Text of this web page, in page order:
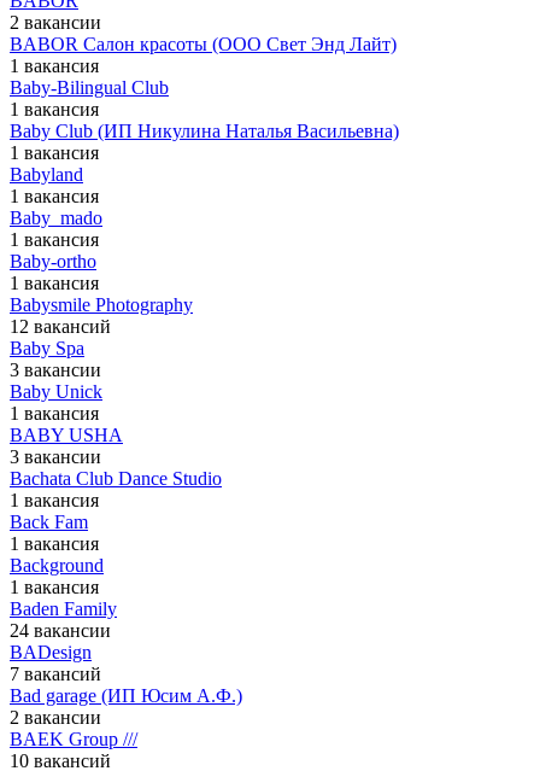
2 вакансии
BABOR Салон красоты (ООО Свет Энд Лайт)
1 вакансия
Baby-Bilingual Club
1 вакансия
Baby Club (ИП Никулина Наталья Васильевна)
1 вакансия
Babyland
1 вакансия
Baby_mado
1 вакансия
Baby-ortho
1 вакансия
Babysmile Photography
12 вакансий
Baby Spa
3 вакансии
Baby Unick
1 вакансия
BABY USHA
3 вакансии
Bachata Club Dance Studio
1 вакансия
Back Fam
1 вакансия
Background
1 вакансия
Baden Family
24 вакансии
BADesign
7 вакансий
Bad garage (ИП Юсим А.Ф.)
2 вакансии
BAEK Group ///
10 вакансий